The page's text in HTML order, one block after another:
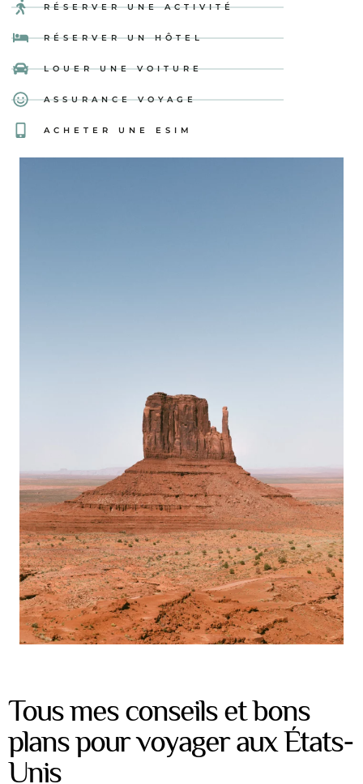
RÉSERVER UNE ACTIVITÉ
RÉSERVER UN HÔTEL
LOUER UNE VOITURE
ASSURANCE VOYAGE
ACHETER UNE ESIM
Tous mes conseils et bons
plans pour voyager aux États-
Unis